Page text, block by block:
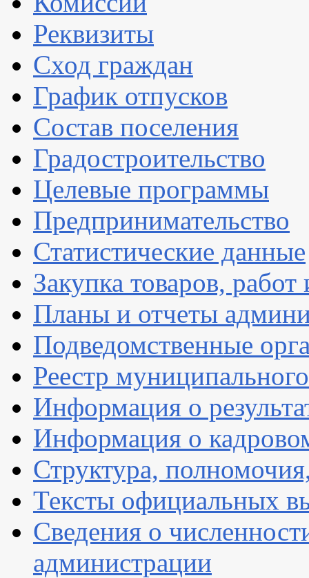
Реквизиты
Сход граждан
График отпусков
Состав поселения
Градостроительство
Целевые программы
Предпринимательство
Статистические данные
Закупка товаров, работ
Планы и отчеты
Подведомственные
Реестр
Информация о
Информация о
Структура,
Тексты официальных
Сведения о
администрации